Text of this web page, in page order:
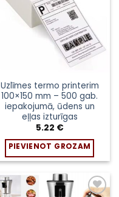
Uzlīmes termo printerim
100×150 mm – 500 gab.
iepakojumā, ūdens un
eļļas izturīgas
5.22 €
PIEVIENOT GROZAM